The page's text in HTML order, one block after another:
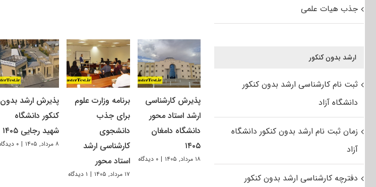
پذیرش کارشناسی
ارشد استاد محور
دانشگاه دامغان
۱۴۰۵
۱۸ مرداد, ۱۴۰۵ | ۰ دیدگاه
برنامه وزارت علوم
برای جذب
دانشجوی
کارشناسی ارشد
استاد محور
۱۷ مرداد, ۱۴۰۵ | ۱ دیدگاه
پذیرش ارشد بدون
کنکور دانشگاه
شهید رجایی ۱۴۰۵
۸ مرداد, ۱۴۰۵ | ۰ دیدگاه
جذب هیات علمی
ارشد بدون کنکور
ثبت نام کارشناسی ارشد بدون کنکور
دانشگاه آزاد
زمان ثبت نام ارشد بدون کنکور دانشگاه
آزاد
دفترچه کارشناسی ارشد بدون کنکور